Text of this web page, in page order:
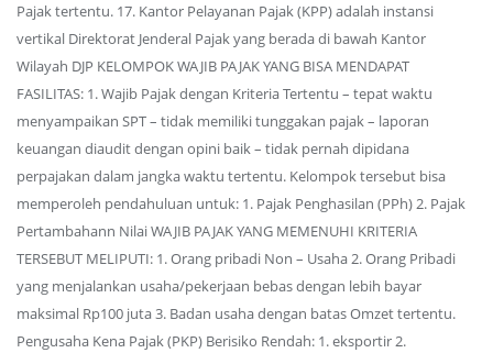
Pajak tertentu. 17. Kantor Pelayanan Pajak (KPP) adalah instansi
vertikal Direktorat Jenderal Pajak yang berada di bawah Kantor
Wilayah DJP KELOMPOK WAJIB PAJAK YANG BISA MENDAPAT
FASILITAS: 1. Wajib Pajak dengan Kriteria Tertentu – tepat waktu
menyampaikan SPT – tidak memiliki tunggakan pajak – laporan
keuangan diaudit dengan opini baik – tidak pernah dipidana
perpajakan dalam jangka waktu tertentu. Kelompok tersebut bisa
memperoleh pendahuluan untuk: 1. Pajak Penghasilan (PPh) 2. Pajak
Pertambahann Nilai WAJIB PAJAK YANG MEMENUHI KRITERIA
TERSEBUT MELIPUTI: 1. Orang pribadi Non – Usaha 2. Orang Pribadi
yang menjalankan usaha/pekerjaan bebas dengan lebih bayar
maksimal Rp100 juta 3. Badan usaha dengan batas Omzet tertentu.
Pengusaha Kena Pajak (PKP) Berisiko Rendah: 1. eksportir 2.